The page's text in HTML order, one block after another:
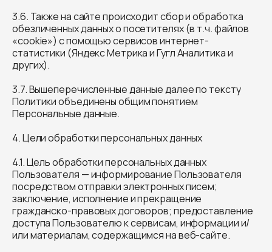
3.6. Также на сайте происходит сбор и обработка
обезличенных данных о посетителях (в т.ч. файлов
«cookie») с помощью сервисов интернет-
статистики (Яндекс Метрика и Гугл Аналитика и
других).
3.7. Вышеперечисленные данные далее по тексту
Политики объединены общим понятием
Персональные данные.
4. Цели обработки персональных данных
4.1. Цель обработки персональных данных
Пользователя — информирование Пользователя
посредством отправки электронных писем;
заключение, исполнение и прекращение
гражданско-правовых договоров; предоставление
доступа Пользователю к сервисам, информации и/
или материалам, содержащимся на веб-сайте.